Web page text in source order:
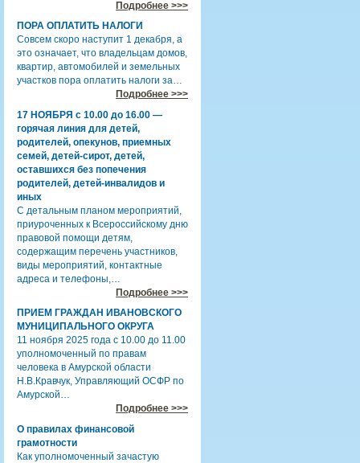
Подробнее >>>
ПОРА ОПЛАТИТЬ НАЛОГИ
Совсем скоро наступит 1 декабря, а
это означает, что владельцам домов,
квартир, автомобилей и земельных
участков пора оплатить налоги за…
Подробнее >>>
17 НОЯБРЯ с 10.00 до 16.00 —
горячая линия для детей,
родителей, опекунов, приемных
семей, детей-сирот, детей,
оставшихся без попечения
родителей, детей-инвалидов и
иных
С детальным планом мероприятий,
приуроченных к Всероссийскому дню
правовой помощи детям,
содержащим перечень участников,
виды мероприятий, контактные
адреса и телефоны,…
Подробнее >>>
ПРИЕМ ГРАЖДАН ИВАНОВСКОГО
МУНИЦИПАЛЬНОГО ОКРУГА
11 ноября 2025 года с 10.00 до 11.00
уполномоченный по правам
человека в Амурской области
Н.В.Кравчук, Управляющий ОСФР по
Амурской…
Подробнее >>>
О правилах финансовой
грамотности
Как уполномоченный зачастую